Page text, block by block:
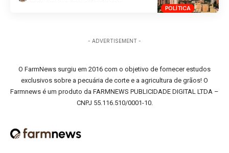
POLÍTICA
- ADVERTISEMENT -
O FarmNews surgiu em 2016 com o objetivo de fornecer estudos
exclusivos sobre a pecuária de corte e a agricultura de grãos! O
Farmnews é um produto da FARMNEWS PUBLICIDADE DIGITAL LTDA –
CNPJ 55.116.510/0001-10.